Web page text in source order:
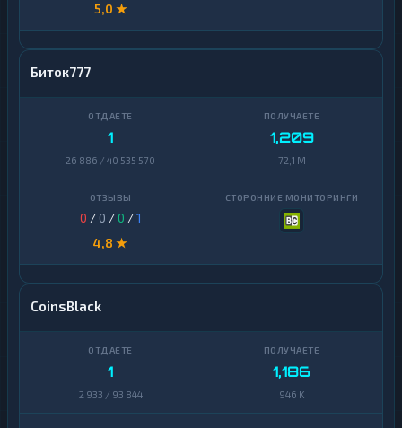
5,0 ★
Биток777
1
26 886 / 40 535 570
1,209
72,1 M
0 / 0 /0 /1
4,8 ★
CoinsBlack
1
2 933 / 93 844
1,186
946 K